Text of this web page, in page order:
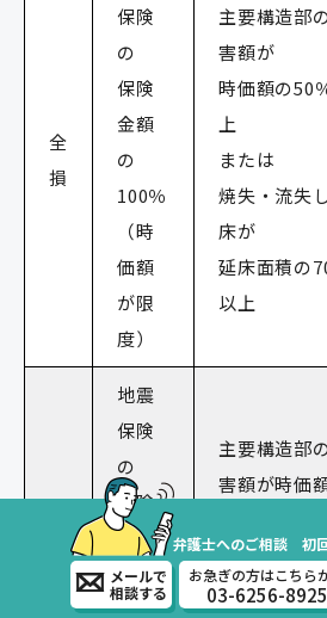
全
損
保険
の
保険
金額
の
100％
（時
価額
が限
度）
主要構造部
害額が
時価額の50
上
または
焼失・流失
床が
延床面積の
以上
地震
保険
の
保険
金額
の
60%
主要構造部
害額が時価
満
または
弁護士へのご相談 初
メールで
相談する
お急ぎの方はこちら
03-6256-8925